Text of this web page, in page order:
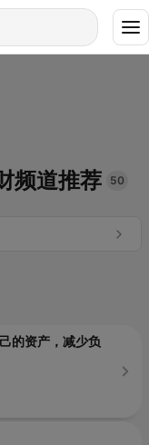
频道推荐 50
的资产，减少负